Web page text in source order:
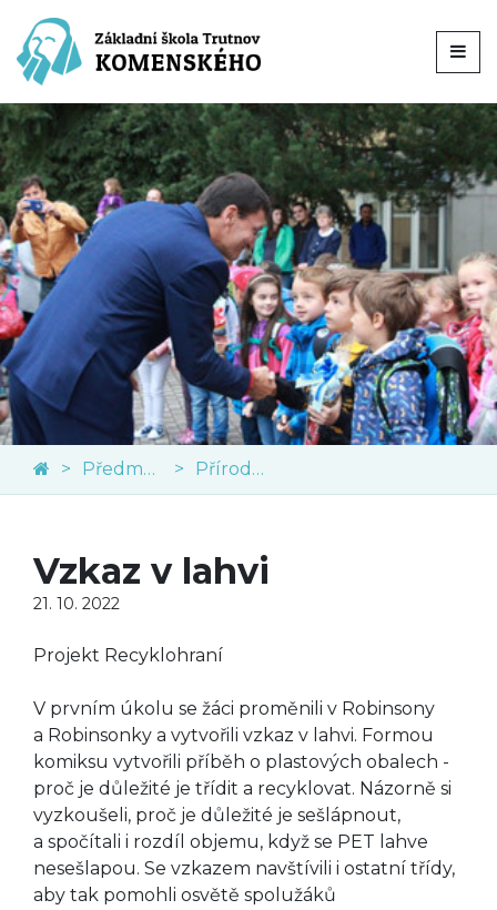
Předměty Přírodní vědy
Vzkaz v lahvi
21. 10. 2022
Projekt Recyklohraní
V prvním úkolu se žáci proměnili v Robinsony
a Robinsonky a vytvořili vzkaz v lahvi. Formou
komiksu vytvořili příběh o plastových obalech -
proč je důležité je třídit a recyklovat. Názorně si
vyzkoušeli, proč je důležité je sešlápnout,
a spočítali i rozdíl objemu, když se PET lahve
nesešlapou. Se vzkazem navštívili i ostatní třídy,
aby tak pomohli osvětě spolužáků